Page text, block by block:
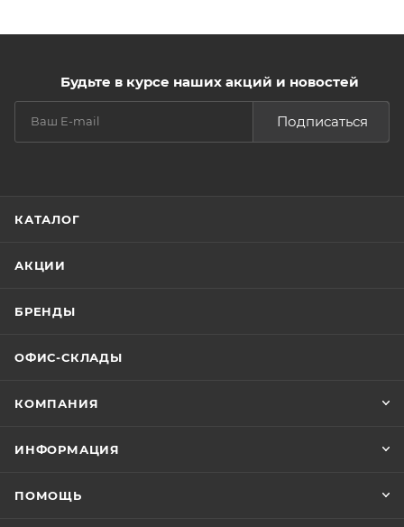
Будьте в курсе наших акций и новостей
Подписаться
КАТАЛОГ
АКЦИИ
БРЕНДЫ
ОФИС-СКЛАДЫ
КОМПАНИЯ
ИНФОРМАЦИЯ
ПОМОЩЬ